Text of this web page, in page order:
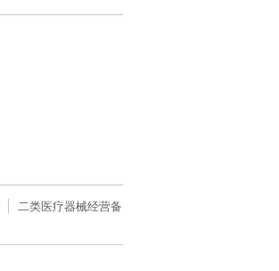
二类医疗器械经营备